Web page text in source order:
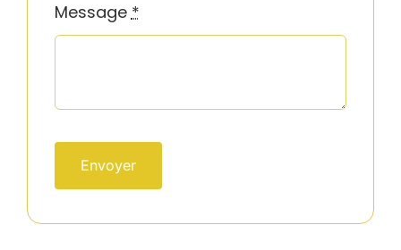
Message*
Envoyer